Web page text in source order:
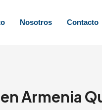
Nosotros Contacto
Armenia